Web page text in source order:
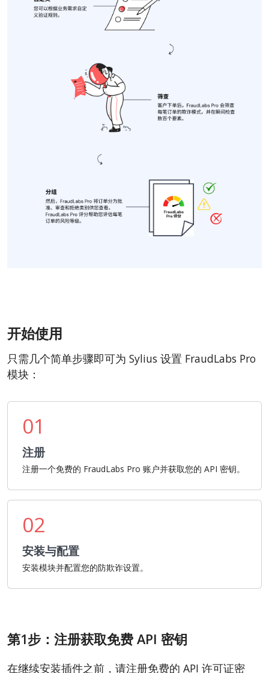
开始使用
只需几个简单步骤即可为 Sylius 设置 FraudLabs Pro
模块：
01
注册
注册一个免费的 FraudLabs Pro 账户并获取您的 API 密钥。
02
安装与配置
安装模块并配置您的防欺诈设置。
第1步：注册获取免费 API 密钥
在继续安装插件之前，请注册免费的 API 许可证密